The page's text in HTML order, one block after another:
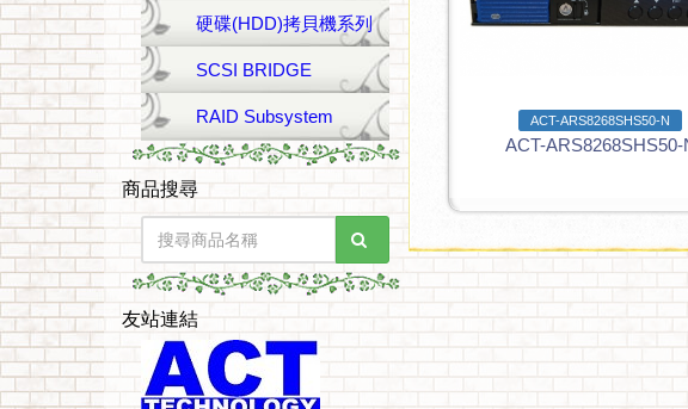
硬碟(HDD)拷貝機系列
SCSI BRIDGE
RAID Subsystem
商品搜尋
友站連結
ACT-ARS8268SHS50-N
ACT-ARS8268SHS50-